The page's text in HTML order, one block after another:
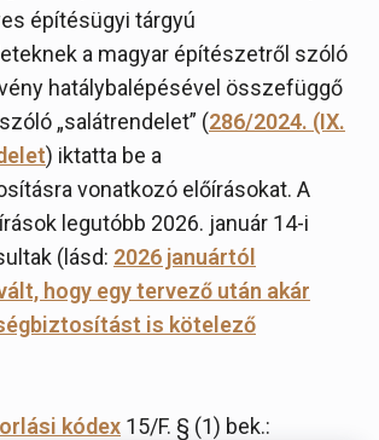
építésügyi tárgyú
a magyar építészetről szóló
hatálybalépésével összefüggő
„salátrendelet” (286/2024. (IX.
) iktatta be a
vonatkozó előírásokat. A
legutóbb 2026. január 14-i
(lásd: 2026 januártól
hogy egy tervező után akár
is kötelező
kódex 15/F. § (1) bek.: